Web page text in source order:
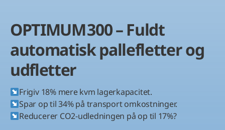
OPTIMUM 300 – Fuldt
automatisk pallefletter og
udfletter
Frigiv 18% mere kvm lagerkapacitet.
Spar op til 34% på transport omkostninger.
Reducerer CO2-udledningen på op til 17%?